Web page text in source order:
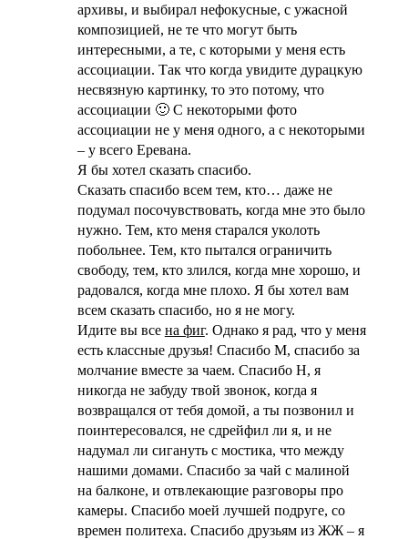
архивы, и выбирал нефокусные, с ужасной
композицией, не те что могут быть
интересными, а те, с которыми у меня есть
ассоциации. Так что когда увидите дурацкую
несвязную картинку, то это потому, что
ассоциации 🙂 С некоторыми фото
ассоциации не у меня одного, а с некоторыми
– у всего Еревана.
Я бы хотел сказать спасибо.
Сказать спасибо всем тем, кто… даже не
подумал посочувствовать, когда мне это было
нужно. Тем, кто меня старался уколоть
побольнее. Тем, кто пытался ограничить
свободу, тем, кто злился, когда мне хорошо, и
радовался, когда мне плохо. Я бы хотел вам
всем сказать спасибо, но я не могу.
Идите вы все на фиг. Однако я рад, что у меня
есть классные друзья! Спасибо М, спасибо за
молчание вместе за чаем. Спасибо Н, я
никогда не забуду твой звонок, когда я
возвращался от тебя домой, а ты позвонил и
поинтересовался, не сдрейфил ли я, и не
надумал ли сигануть с мостика, что между
нашими домами. Спасибо за чай с малиной
на балконе, и отвлекающие разговоры про
камеры. Спасибо моей лучшей подруге, со
времен политеха. Спасибо друзьям из ЖЖ – я